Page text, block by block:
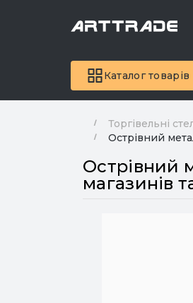
Каталог товарів
Торгівельні
Острівний
Острівний
магазинів